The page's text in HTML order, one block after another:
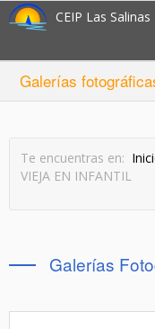
CEIP Las Salinas
Galerías
Te encuentras en:
VIEJA EN INFANTIL
Galerías